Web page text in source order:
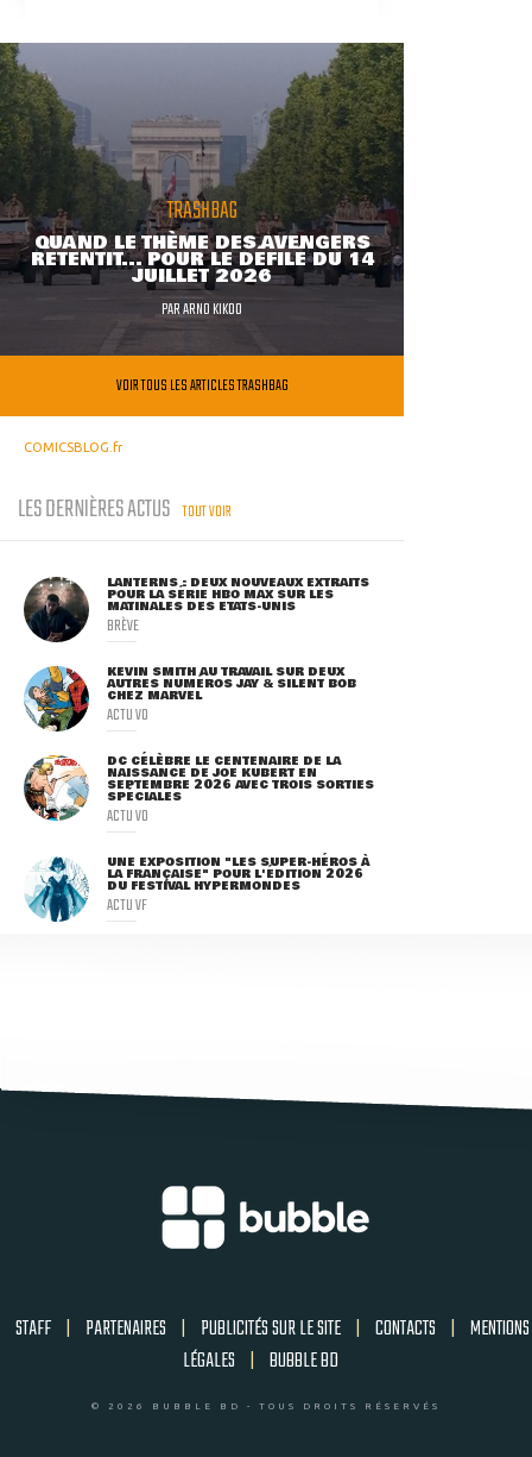
TRASHBAG
QUAND LE THÈME DES AVENGERS
RETENTIT... POUR LE DÉFILÉ DU 14
JUILLET 2026
PARARNO KIKOO
VOIR TOUS LES ARTICLES TRASHBAG
COMICSBLOG.fr
LES DERNIÈRES ACTUS TOUT VOIR
LANTERNS : DEUX NOUVEAUX EXTRAITS
POUR LA SÉRIE HBO MAX SUR LES
MATINALES DES ETATS-UNIS
BRÈVE
KEVIN SMITH AU TRAVAIL SUR DEUX
AUTRES NUMÉROS JAY & SILENT BOB
CHEZ MARVEL
ACTU VO
DC CÉLÈBRE LE CENTENAIRE DE LA
NAISSANCE DE JOE KUBERT EN
SEPTEMBRE 2026 AVEC TROIS SORTIES
SPÉCIALES
ACTU VO
UNE EXPOSITION "LES SUPER-HÉROS À
LA FRANÇAISE" POUR L'ÉDITION 2026
DU FESTIVAL HYPERMONDES
ACTU VF
STAFF | PARTENAIRES | PUBLICITÉS SUR LE SITE | CONTACTS | MENTIONS
LÉGALES | BUBBLE BD
© 2026 BUBBLE BD - TOUS DROITS RÉSERVÉS